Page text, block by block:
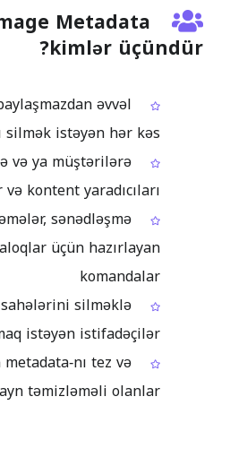
Metadata
kimlər üçündür?
əvvəl
silmək istəyən hər kəs
və ya müştərilərə
kontent yaradıcıları
sənədləşmə
üçün hazırlayan
komandalar
sahələrini silməklə
istəyən istifadəçilər
tez və
təmizləməli olanlar